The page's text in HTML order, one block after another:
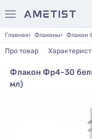
Главная Флаконы Флакон
Про товар
Флакон Фр4-30
мл)